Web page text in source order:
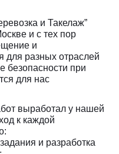
и Такелаж”
и с тех пор
и
для разных отраслей
безопасности при
для нас
выработал у нашей
к каждой
и разработка